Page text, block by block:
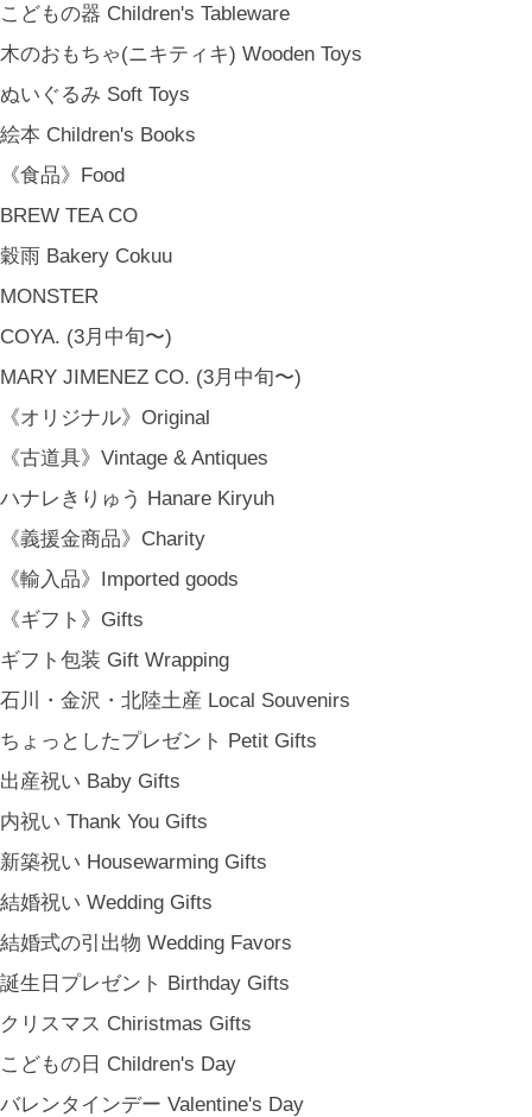
こどもの器 Children's Tableware
木のおもちゃ(ニキティキ) Wooden Toys
ぬいぐるみ Soft Toys
絵本 Children's Books
《食品》Food
BREW TEA CO
穀雨 Bakery Cokuu
MONSTER
COYA. (3月中旬〜)
MARY JIMENEZ CO. (3月中旬〜)
《オリジナル》Original
《古道具》Vintage & Antiques
ハナレきりゅう Hanare Kiryuh
《義援金商品》Charity
《輸入品》Imported goods
《ギフト》Gifts
ギフト包装 Gift Wrapping
石川・金沢・北陸土産 Local Souvenirs
ちょっとしたプレゼント Petit Gifts
出産祝い Baby Gifts
内祝い Thank You Gifts
新築祝い Housewarming Gifts
結婚祝い Wedding Gifts
結婚式の引出物 Wedding Favors
誕生日プレゼント Birthday Gifts
クリスマス Chiristmas Gifts
こどもの日 Children's Day
バレンタインデー Valentine's Day